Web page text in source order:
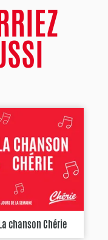
chanson Chérie